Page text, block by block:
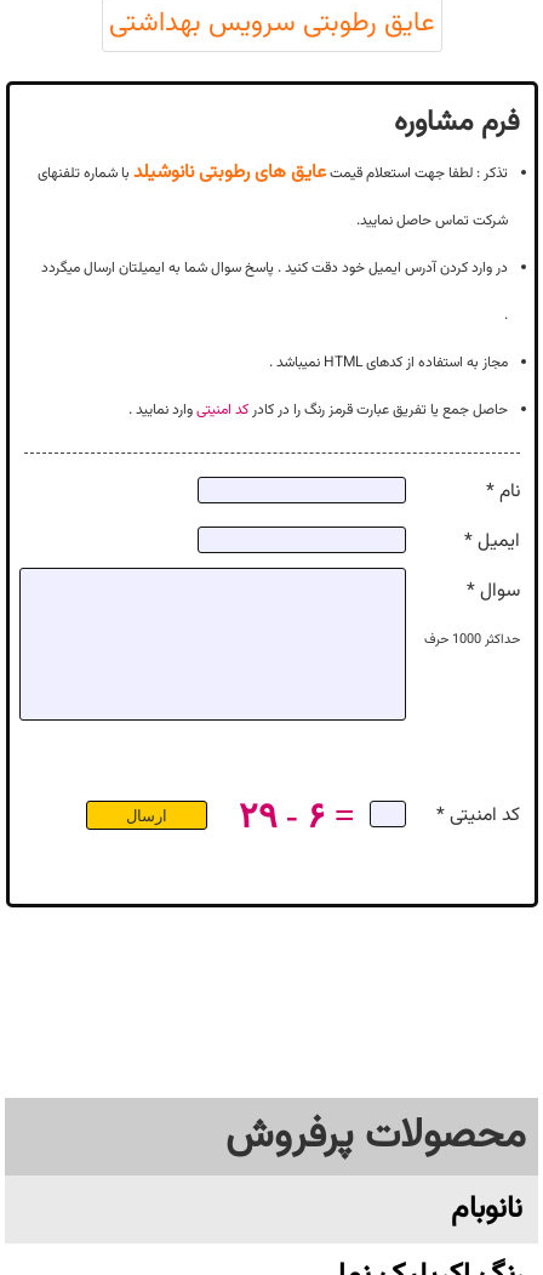
عایق رطوبتی سرویس بهداشتی
فرم مشاوره
تذکر : لطفا جهت استعلام قیمتعایق های رطوبتی نانوشیلد با شماره تلفنهای
شرکت تماس حاصل نمایید.
در وارد کردن آدرس ایمیل خود دقت کنید . پاسخ سوال شما به ایمیلتان ارسال میگردد
.
مجاز به استفاده از کدهای HTML نمیباشد .
حاصل جمع یا تفریق عبارت قرمز رنگ را در کادرکد امنیتیوارد نمایید .
نام *
ایمیل *
سوال *
حداکثر1000 حرف
کد امنیتی * ۲۹ - ۶ =
محصولات پرفروش
نانوبام